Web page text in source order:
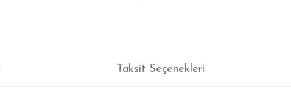
Taksit Seçenekleri